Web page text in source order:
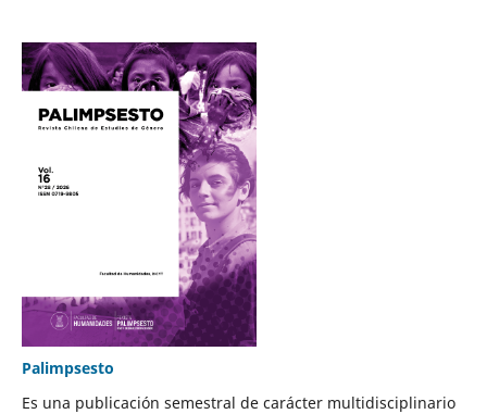
Palimpsesto
Es una publicación semestral de carácter multidisciplinario